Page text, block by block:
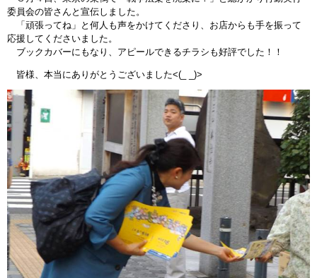
委員会の皆さんと宣伝しました。
「頑張ってね」と何人も声をかけてくださり、お店からも手を振って
応援してくださいました。
ブックカバーにもなり、アピールできるチラシも好評でした！！
皆様、本当にありがとうございました<(_ _)>